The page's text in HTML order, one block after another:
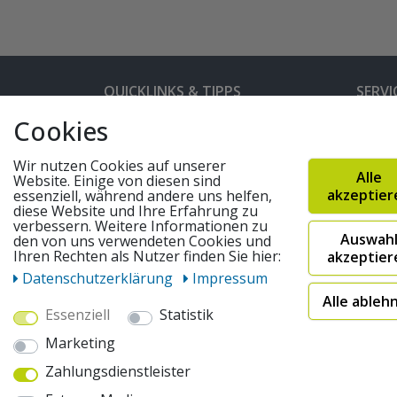
QUICKLINKS & TIPPS
Partnerprogramm
Marken
FAQ
© 2026 pentagonsports.de
Daten­schutz­erklärung
Cookies
Wir nutzen Cookies auf unserer
Website. Einige von diesen sind
essenziell, während andere uns helfen,
diese Website und Ihre Erfahrung zu
verbessern. Weitere Informationen zu
den von uns verwendeten Cookies und
Ihren Rechten als Nutzer finden Sie hier:
Daten­schutz­erklärung
Impressum
Essenziell
Statistik
Marketing
Zahlungsdienstleister
Alle
Auswahl
Alle